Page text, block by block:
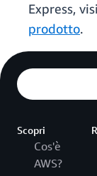
Express,
prodotto.
Scopri
Cos'è
AWS?